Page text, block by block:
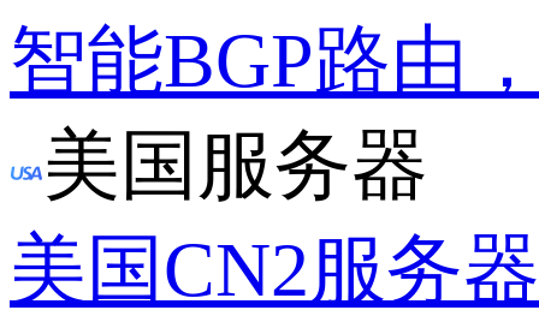
智能BGP路由
美国服务器
美国CN2服务器